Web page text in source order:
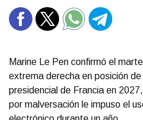
Marine Le Pen confirmó el
extrema derecha en posición
presidencial de Francia en
por malversación le impuso el